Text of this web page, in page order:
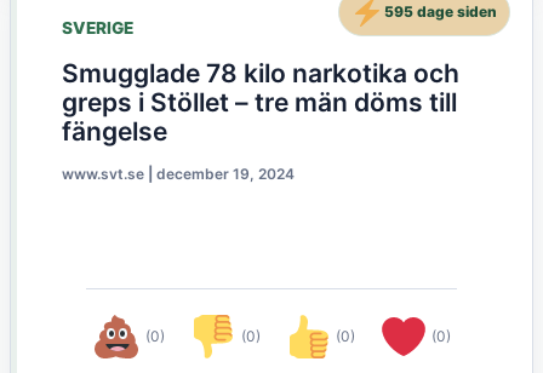
SVERIGE
Smugglade 78 kilo narkotika och
greps i Stöllet – tre män döms till
fängelse
www.svt.se december 19, 2024
(0) (0) (0) (0)
595 dage siden